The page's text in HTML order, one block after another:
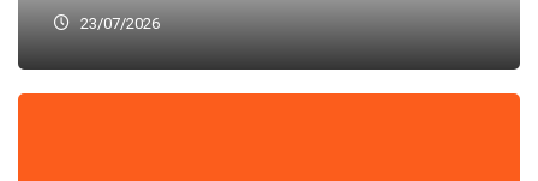
23/07/2026